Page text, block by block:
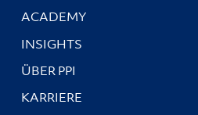
ACADEMY
INSIGHTS
ÜBER PPI
KARRIERE